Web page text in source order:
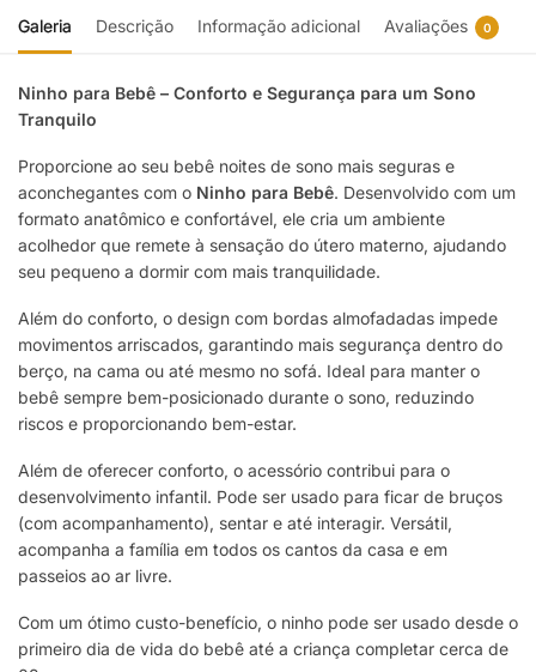
Galeria Descrição Informação adicional Avaliações 0
Ninho para Bebê – Conforto e Segurança para um Sono
Tranquilo
Proporcione ao seu bebê noites de sono mais seguras e
aconchegantes com o Ninho para Bebê. Desenvolvido com um
formato anatômico e confortável, ele cria um ambiente
acolhedor que remete à sensação do útero materno, ajudando
seu pequeno a dormir com mais tranquilidade.
Além do conforto, o design com bordas almofadadas impede
movimentos arriscados, garantindo mais segurança dentro do
berço, na cama ou até mesmo no sofá. Ideal para manter o
bebê sempre bem-posicionado durante o sono, reduzindo
riscos e proporcionando bem-estar.
Além de oferecer conforto, o acessório contribui para o
desenvolvimento infantil. Pode ser usado para ficar de bruços
(com acompanhamento), sentar e até interagir. Versátil,
acompanha a família em todos os cantos da casa e em
passeios ao ar livre.
Com um ótimo custo-benefício, o ninho pode ser usado desde o
primeiro dia de vida do bebê até a criança completar cerca de